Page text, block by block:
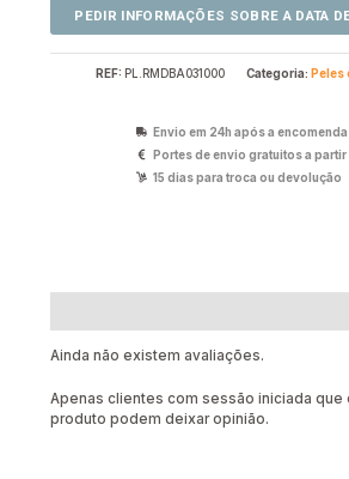
REF: PL.RMDBA031000 Categoria: Peles
Envio em 24h após a encomenda
Portes de envio gratuitos a
15 dias para troca ou devolução
Ainda não existem avaliações.
Apenas clientes com sessão iniciada que
produto podem deixar opinião.